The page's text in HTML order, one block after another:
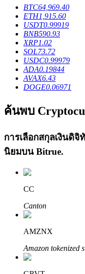
คว้าผลกำไรระย
Bitrue
BTC64,969.40
ETH1,915.60
USDT0.99919
BNB590.93
XRP1.02
SOL73.72
USDC0.99979
ADA0.19844
AVAX6.43
DOGE0.06971
ค้นพบ
การเลือกสกุลเงินดิจิ
นิยมบน Bitrue.
CC
Canton
AMZNX
Amazon tokenized